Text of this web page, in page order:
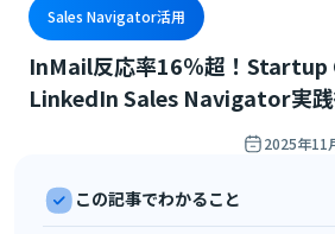
Sales Navigator活用
InMail反応率16％超！Startup
LinkedIn Sales Navigator実
2025年11
この記事でわかること